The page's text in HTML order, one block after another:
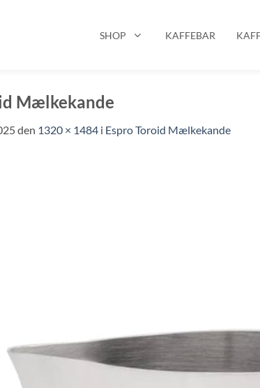
SHOP KAFFEBAR
Mælkekande
den 1320 × 1484 i Espro Toroid Mælkekande